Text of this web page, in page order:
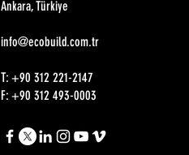
Ankara, Türkiye
info@ecobuild.com.tr
T: +90 312 221-2147
F: +90 312 493-0003